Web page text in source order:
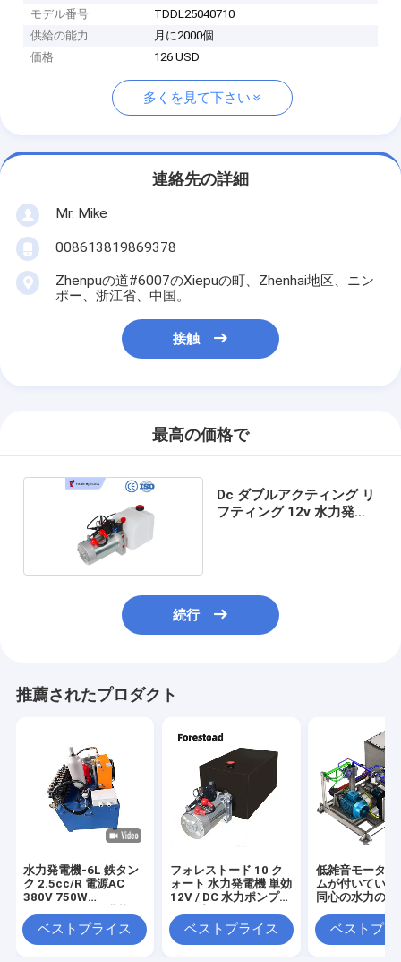
モデル番号
TDDL25040710
供給の能力
月に2000個
価格
126 USD
多くを見て下さい
連絡先の詳細
Mr. Mike
008613819869378
Zhenpuの道#6007のXiepuの町、Zhenhai地区、ニン
ポー、浙江省、中国。
接触
最高の価格で
Dc ダブルアクティング リ
フティング 12v 水力発電
続行
推薦されたプロダクト
水力発電機-6L 鉄タン
ク 2.5cc/R 電源AC
380V 750W
た水力駆動ポンプ
ベストプライス
フォレストード 10 ク
ォート 水力発電機 単効
12V / DC 水力ポンプ
車 リフティング,
SAE#6 コンネクタ,2
ベストプライス
低雑音モーター
ムが付いている
同心の水力の単
ベストプラ